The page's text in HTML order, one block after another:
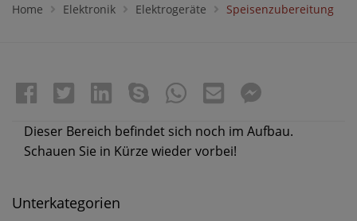
Home Elektronik Elektrogeräte Speisenzubereitung
Dieser Bereich befindet sich noch im Aufbau.
Schauen Sie in Kürze wieder vorbei!
Unterkategorien